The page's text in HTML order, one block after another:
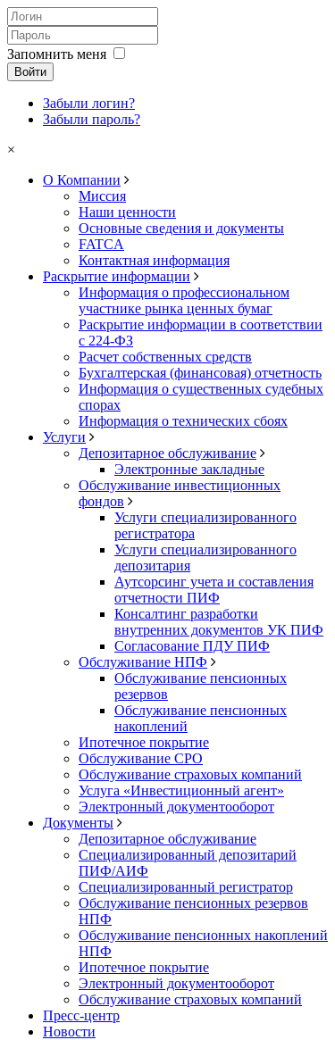
Запомнить меня
Войти
Забыли логин?
Забыли пароль?
×
О Компании
Миссия
Наши ценности
Основные сведения и документы
FATCA
Контактная информация
Раскрытие информации
Информация о профессиональном
участнике рынка ценных бумаг
Раскрытие информации в соответствии
с 224-ФЗ
Расчет собственных средств
Бухгалтерская (финансовая) отчетность
Информация о существенных судебных
спорах
Информация о технических сбоях
Услуги
Депозитарное обслуживание
Электронные закладные
Обслуживание инвестиционных
фондов
Услуги специализированного
регистратора
Услуги специализированного
депозитария
Аутсорсинг учета и составления
отчетности ПИФ
Консалтинг разработки
внутренних документов УК ПИФ
Согласование ПДУ ПИФ
Обслуживание НПФ
Обслуживание пенсионных
резервов
Обслуживание пенсионных
накоплений
Ипотечное покрытие
Обслуживание СРО
Обслуживание страховых компаний
Услуга «Инвестиционный агент»
Электронный документооборот
Документы
Депозитарное обслуживание
Специализированный депозитарий
ПИФ/АИФ
Специализированный регистратор
Обслуживание пенсионных резервов
НПФ
Обслуживание пенсионных накоплений
НПФ
Ипотечное покрытие
Электронный документооборот
Обслуживание страховых компаний
Пресс-центр
Новости